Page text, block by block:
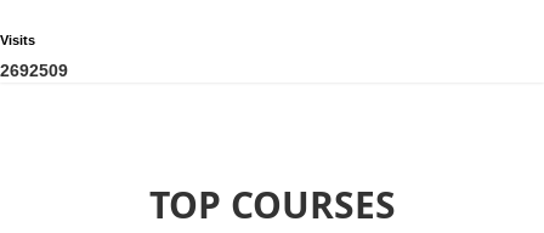
Visits
2692509
TOP COURSES